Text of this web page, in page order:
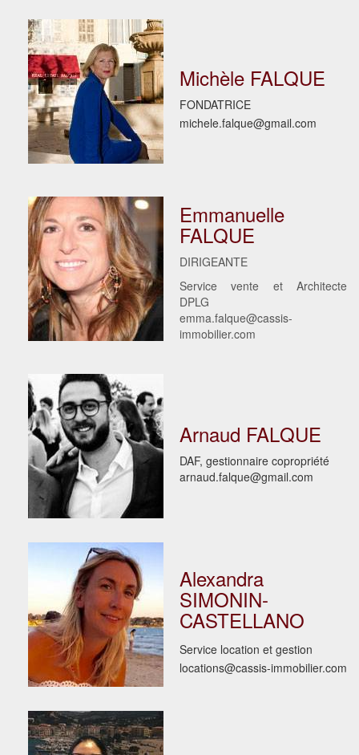
Michèle FALQUE
FONDATRICE
michele.falque@gmail.com
Emmanuelle
FALQUE
DIRIGEANTE
Service vente et Architecte
DPLG
emma.falque@cassis-
immobilier.com
Arnaud FALQUE
DAF, gestionnaire copropriété
arnaud.falque@gmail.com
Alexandra
SIMONIN-
CASTELLANO
Service location et gestion
locations@cassis-immobilier.com